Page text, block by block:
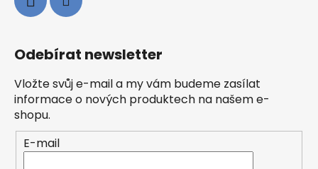
Odebírat newsletter
Vložte svůj e-mail a my vám budeme zasílat
informace o nových produktech na našem e-
shopu.
E-mail